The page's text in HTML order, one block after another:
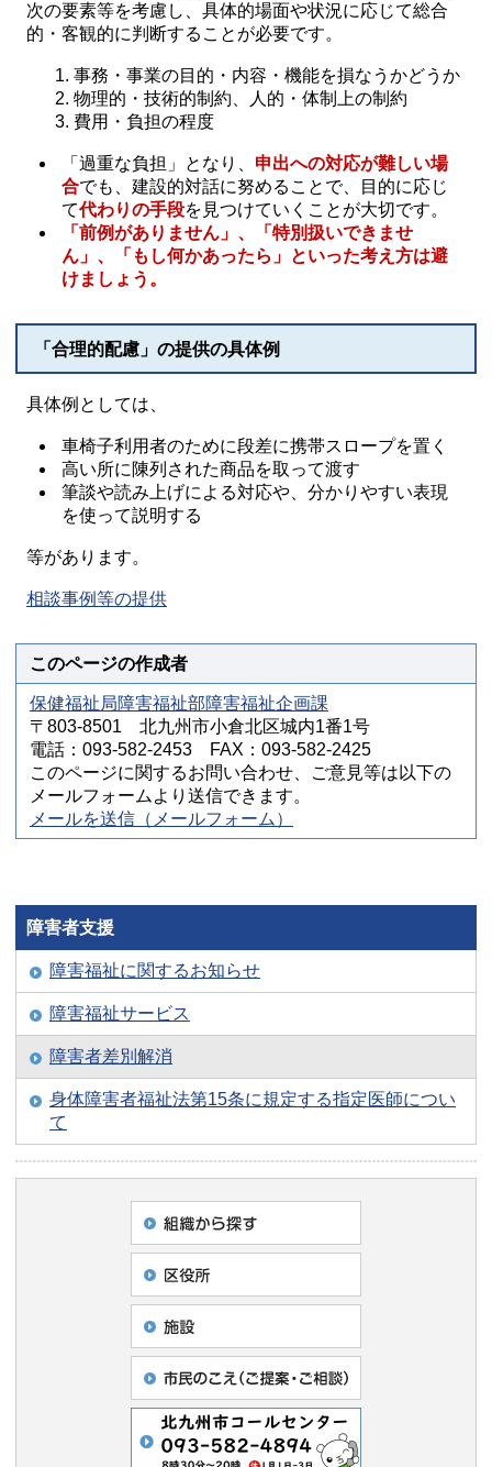
次の要素等を考慮し、具体的場面や状況に応じて総合
的・客観的に判断することが必要です。
事務・事業の目的・内容・機能を損なうかどうか
物理的・技術的制約、人的・体制上の制約
費用・負担の程度
「過重な負担」となり、 申出への対応が難しい場
合でも、建設的対話に努めることで、目的に応じ
て代わりの手段を見つけていくことが大切です。
「前例がありません」、「特別扱いできませ
ん」、「もし何かあったら」といった考え方は避
けましょう。
「合理的配慮」の提供の具体例
具体例としては、
車椅子利用者のために段差に携帯スロープを置く
高い所に陳列された商品を取って渡す
筆談や読み上げによる対応や、分かりやすい表現
を使って説明する
等があります。
相談事例等の提供
このページの作成者
保健福祉局障害福祉部障害福祉企画課
〒803-8501 北九州市小倉北区城内1番1号
電話：093-582-2453 FAX：093-582-2425
このページに関するお問い合わせ、ご意見等は以下の
メールフォームより送信できます。
メールを送信（メールフォーム）
障害者支援
障害福祉に関するお知らせ
障害福祉サービス
障害者差別解消
身体障害者福祉法第15条に規定する指定医師につい
て